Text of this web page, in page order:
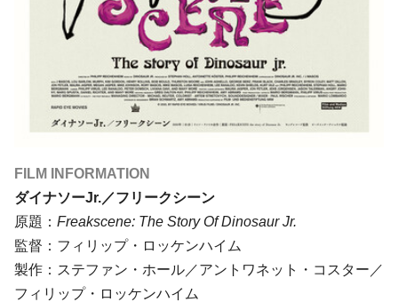
FILM INFORMATION
ダイナソーJr.／フリークシーン
原題： Freakscene: The Story Of Dinosaur Jr.
監督：フィリップ・ロッケンハイム
製作：ステファン・ホール／アントワネット・コスター／
フィリップ・ロッケンハイム